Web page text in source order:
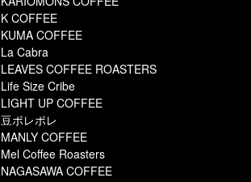
K COFFEE
KUMA COFFEE
La Cabra
LEAVES COFFEE ROASTERS
Life Size Cribe
LIGHT UP COFFEE
豆ポレポレ
MANLY COFFEE
Mel Coffee Roasters
NAGASAWA COFFEE